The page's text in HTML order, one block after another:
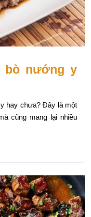
bò nướng y
hay chưa? Đây là một
cũng mang lại nhiều